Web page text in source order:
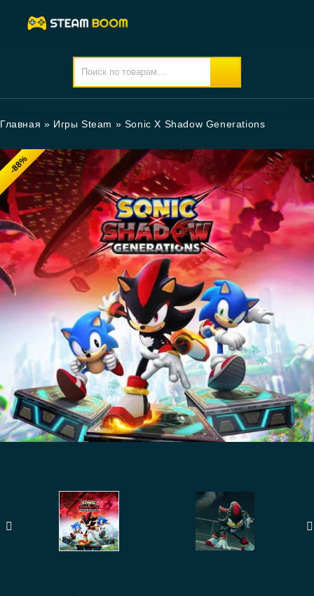
Главная » Игры Steam » Sonic X Shadow Generations
-88%